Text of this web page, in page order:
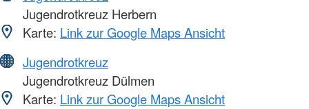
Jugendrotkreuz Herbern
Karte: Link zur Google Maps Ansicht
Jugendrotkreuz
Jugendrotkreuz Dülmen
Karte: Link zur Google Maps Ansicht